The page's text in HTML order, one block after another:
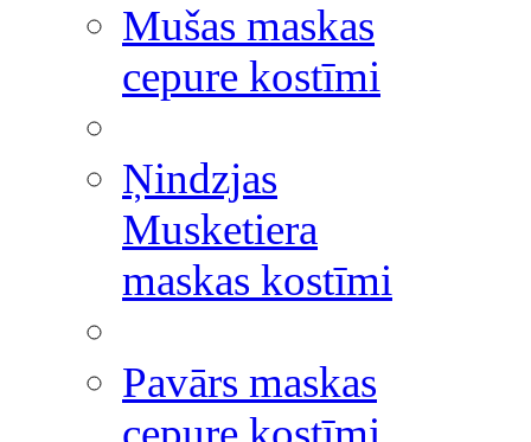
Mušas maskas
cepure kostīmi
Ņindzjas
Musketiera
maskas kostīmi
Pavārs maskas